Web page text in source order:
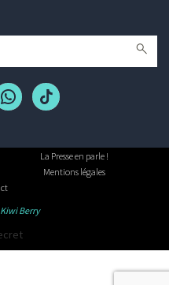
La Presse en parle !
Mentions légales
Berry